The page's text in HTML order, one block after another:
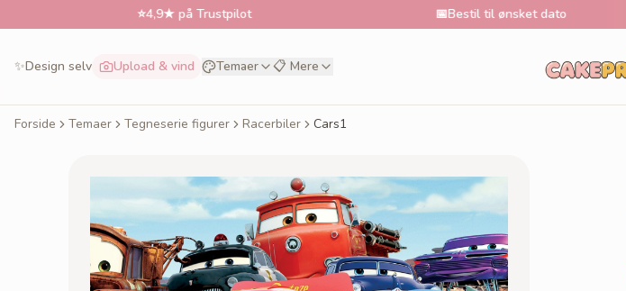
4,9★ på Trustpilot Bestil til ønsket dato
✨Design selv Upload & vind Temaer 📋 Mere
Forside Temaer Tegneserie figurer Racerbiler Cars1